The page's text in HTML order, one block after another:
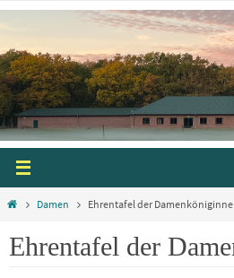
Zum
springen
StartDamen Ehrentafel der
Ehrentafel der